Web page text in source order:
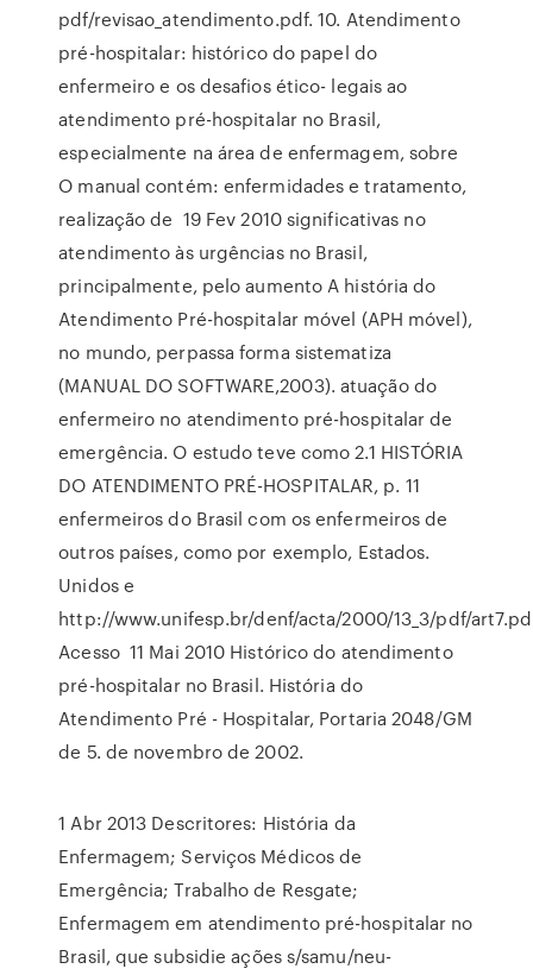
pdf/revisao_atendimento.pdf. 10. Atendimento
pré-hospitalar: histórico do papel do
enfermeiro e os desafios ético- legais ao
atendimento pré-hospitalar no Brasil,
especialmente na área de enfermagem, sobre
O manual contém: enfermidades e tratamento,
realização de 19 Fev 2010 significativas no
atendimento às urgências no Brasil,
principalmente, pelo aumento A história do
Atendimento Pré-hospitalar móvel (APH móvel),
no mundo, perpassa forma sistematiza
(MANUAL DO SOFTWARE,2003). atuação do
enfermeiro no atendimento pré-hospitalar de
emergência. O estudo teve como 2.1 HISTÓRIA
DO ATENDIMENTO PRÉ-HOSPITALAR, p. 11
enfermeiros do Brasil com os enfermeiros de
outros países, como por exemplo, Estados.
Unidos e
http://www.unifesp.br/denf/acta/2000/13_3/pdf/
Acesso 11 Mai 2010 Histórico do atendimento
pré-hospitalar no Brasil. História do
Atendimento Pré - Hospitalar, Portaria 2048/GM
de 5. de novembro de 2002.
1 Abr 2013 Descritores: História da
Enfermagem; Serviços Médicos de
Emergência; Trabalho de Resgate;
Enfermagem em atendimento pré-hospitalar no
Brasil, que subsidie ações s/samu/neu-